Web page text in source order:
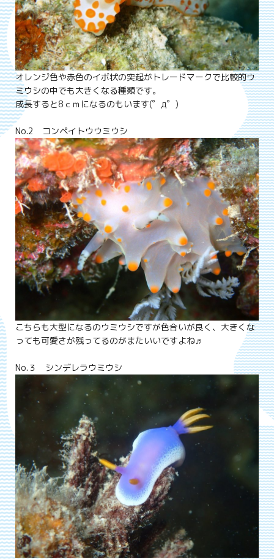
オレンジ色や赤色のイボ状の突起がトレードマークで比較的ウ
ミウシの中でも大きくなる種類です。
成長すると8ｃｍになるのもいます(゜д゜)
No.2 コンペイトウウミウシ
こちらも大型になるのウミウシですが色合いが良く、大きくな
っても可愛さが残ってるのがまたいいですよね♬
No.３ シンデレラウミウシ